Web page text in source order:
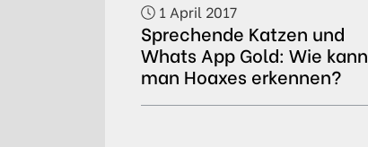
1 April 2017
Sprechende Katzen und
Whats App Gold: Wie kann
man Hoaxes erkennen?